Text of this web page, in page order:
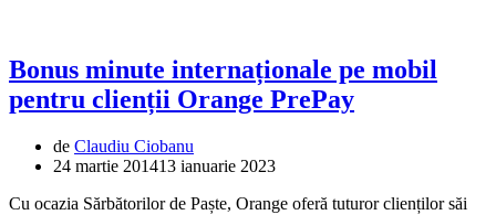
Bonus minute internaționale pe mobil
pentru clienții Orange PrePay
de Claudiu Ciobanu
24 martie 201413 ianuarie 2023
Cu ocazia Sărbătorilor de Paște, Orange oferă tuturor clienților săi